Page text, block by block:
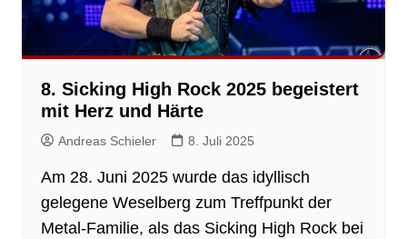
8. Sicking High Rock 2025 begeistert
mit Herz und Härte
Andreas Schieler 8. Juli 2025
Am 28. Juni 2025 wurde das idyllisch
gelegene Weselberg zum Treffpunkt der
Metal-Familie, als das Sicking High Rock bei